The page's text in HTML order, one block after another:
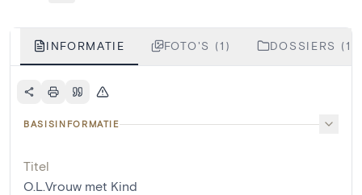
INFORMATIE FOTO'S (1) DOSSIERS (1)
BASISINFORMATIE
Titel
O.L.Vrouw met Kind